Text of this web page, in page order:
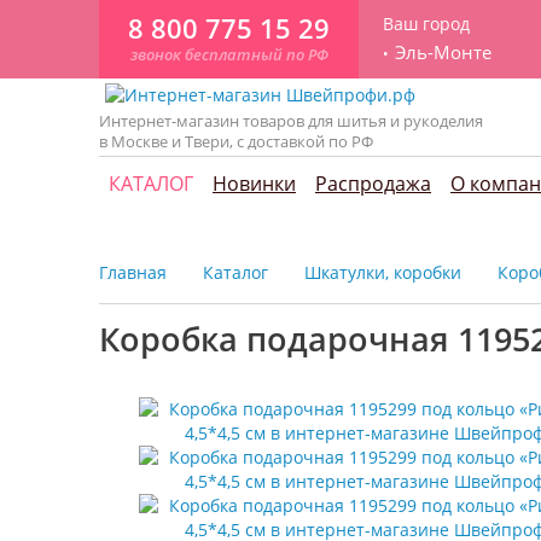
8 800 775 15 29
звонок бесплатный по РФ
Ваш город
Эль-Монте
Интернет-магазин товаров для шитья и рукоделия
в Москве и Твери, с доставкой по РФ
КАТАЛОГ Новинки Распродажа О
Главная Каталог Шкатулки, коробки
Коробка подарочная